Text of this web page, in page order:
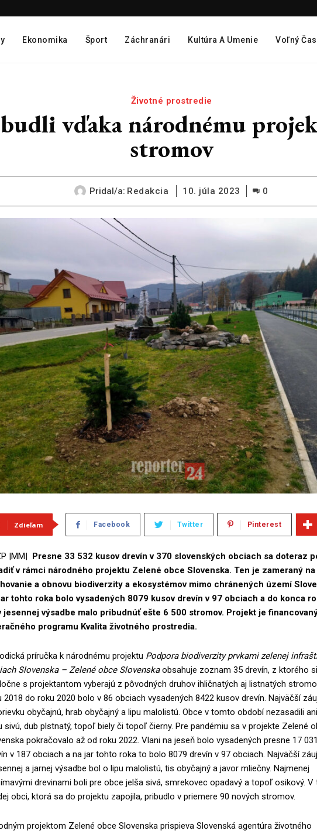
Ekonomika Šport Záchranári Kultúra A Umenie Voľný Čas
Životné prostredie
vďaka národnému
stromov
Pridal/a: Redakcia 10. júla 2023 0
Zdieľam Facebook Twitter Pinterest
|MM|
Presne 33 532 kusov drevín v 370 slovenských obciach sa doteraz
v rámci národného projektu Zelené obce Slovenska. Ten je zameraný na
a obnovu biodiverzity a ekosystémov mimo chránených území
tohto roka bolo vysadených 8079 kusov drevín v 97 obciach a do konca
jesennej výsadbe malo pribudnúť ešte 6 500 stromov. Projekt je
programu Kvalita životného prostredia.
príručka k národnému projektu Podpora biodiverzity prvkami zelenej
Slovenska – Zelené obce Slovenskaobsahuje zoznam 35 drevín, z ktorého
s projektantom vyberajú z pôvodných druhov ihličnatých aj listnatých
2018 do roku 2020 bolo v 86 obciach vysadených 8422 kusov drevín. Najväčší
obyčajnú, hrab obyčajný a lipu malolistú. Obce v tomto období nezasadili
sivú, dub plstnatý, topoľ biely či topoľ čierny. Pre pandémiu sa v projekte Zelené
pokračovalo až od roku 2022. Vlani na jeseň bolo vysadených presne 17
v 187 obciach a na jar tohto roka to bolo 8079 drevín v 97 obciach. Najväčší
a jarnej výsadbe bol o lipu malolistú, tis obyčajný a javor mliečny. Najmenej
drevinami boli pre obce jelša sivá, smrekovec opadavý a topoľ osikový. V
obci, ktorá sa do projektu zapojila, pribudlo v priemere 90 nových stromov.
projektom Zelené obce Slovenska prispieva Slovenská agentúra životného